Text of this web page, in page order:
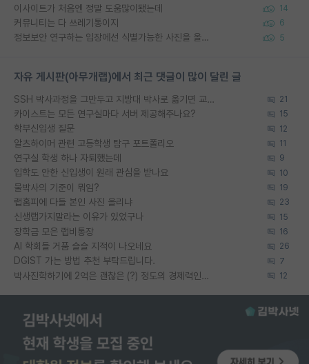
이사이트가 처음엔 정말 도움많이됐는데 14
커뮤니티는 다 쓰레기통이지 6
정보보안 연구하는 입장에선 식별가능한 사진을 올리는건 비추이긴함 5
자유 게시판(아무개랩)에서 최근 댓글이 많이 달린 글
SSH 박사과정을 그만두고 지방대 박사로 옮기면 교수의 꿈은 끝일까요? 21
카이스트는 모든 연구실마다 서버 제공해주나요? 15
학부신입생 질문 12
알츠하이머 관련 고등학생 탐구 포트폴리오 11
연구실 학생 하나 자퇴했는데 9
입학도 안한 신입생이 원래 관심을 받나요 10
물박사의 기준이 뭐임? 19
랩홈피에 다들 본인 사진 올리냐 23
신생랩가지말라는 이유가 있었구나 15
장학금 모은 랩비통장 16
AI 학회들 거품 슬슬 지적이 나오네요 26
DGIST 가는 방법 추천 부탁드립니다. 7
박사진학하기에 2억은 괜찮은 (?) 정도의 경제력인가요 12